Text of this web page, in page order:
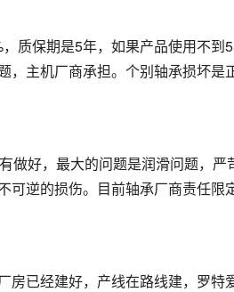
质保期是5年，如果产品使用不到
，主机厂商承担。个别轴承损坏是
做好，最大的问题是润滑问题，严
可逆的损伤。目前轴承厂商责任限
房已经建好，产线在路线建，罗特